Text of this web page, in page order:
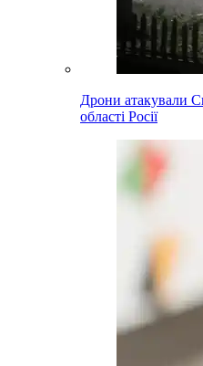
Дрони атакували
області Росії